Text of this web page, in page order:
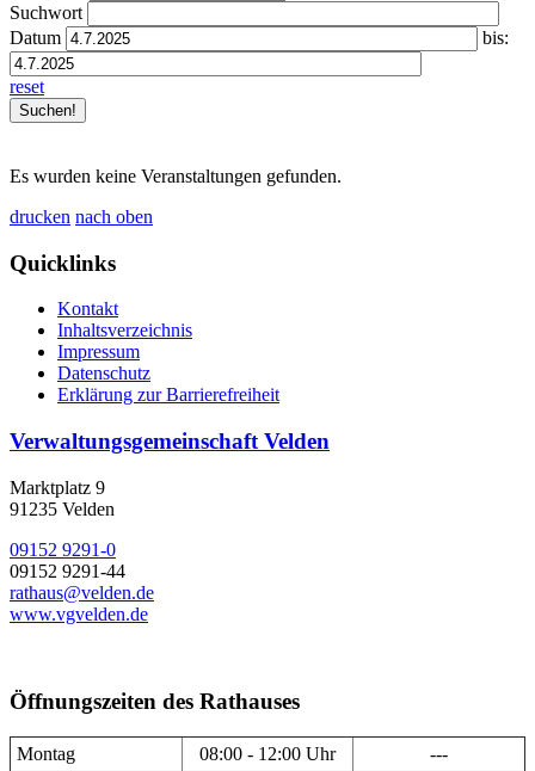
Suchwort
Datum
bis:
reset
Es wurden keine Veranstaltungen gefunden.
drucken nach oben
Quicklinks
Kontakt
Inhaltsverzeichnis
Impressum
Datenschutz
Erklärung zur Barrierefreiheit
Verwaltungsgemeinschaft Velden
Marktplatz 9
91235 Velden
09152 9291-0
09152 9291-44
rathaus@velden.de
www.vgvelden.de
Öffnungszeiten des Rathauses
Montag 08:00 - 12:00 Uhr
---